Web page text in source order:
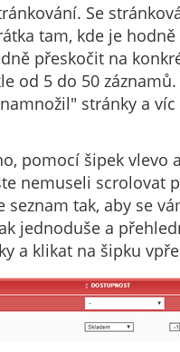
Se
tam, kde je hodně
přeskočit na
od 5 do 50
stránky a
pomocí šipek vlevo
nemuseli scrolovat
tak, aby se
jednoduše a
a klikat na šipku